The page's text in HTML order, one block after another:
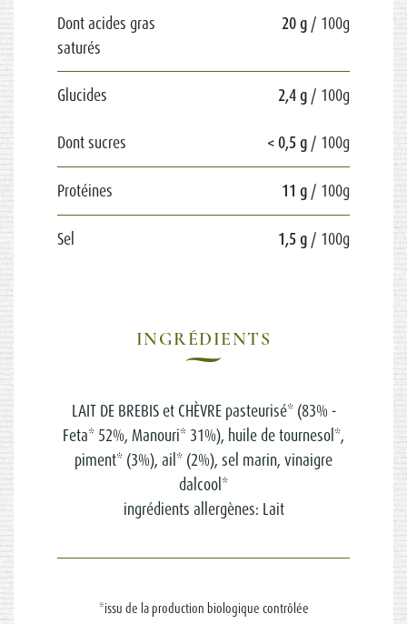
Dont acides gras
saturés
20 g / 100g
Glucides 2,4 g / 100g
Dont sucres < 0,5 g / 100g
Protéines 11 g / 100g
Sel 1,5 g / 100g
INGRÉDIENTS
LAIT DE BREBIS et CHÈVRE pasteurisé* (83% -
Feta* 52%, Manouri* 31%), huile de tournesol*,
piment* (3%), ail* (2%), sel marin, vinaigre
dalcool*
ingrédients allergènes: Lait
*issu de la production biologique contrôlée